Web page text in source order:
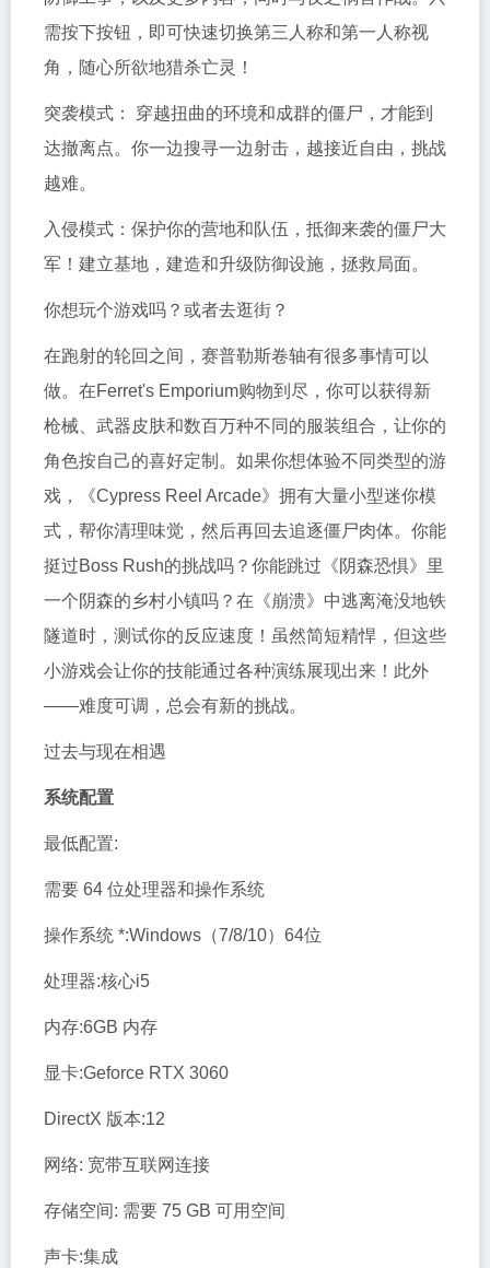
需按下按钮，即可快速切换第三人称和第一人称视
角，随心所欲地猎杀亡灵！
突袭模式： 穿越扭曲的环境和成群的僵尸，才能到
达撤离点。你一边搜寻一边射击，越接近自由，挑战
越难。
入侵模式：保护你的营地和队伍，抵御来袭的僵尸大
军！建立基地，建造和升级防御设施，拯救局面。
你想玩个游戏吗？或者去逛街？
在跑射的轮回之间，赛普勒斯卷轴有很多事情可以
做。在Ferret's Emporium购物到尽，你可以获得新
枪械、武器皮肤和数百万种不同的服装组合，让你的
角色按自己的喜好定制。如果你想体验不同类型的游
戏，《Cypress Reel Arcade》拥有大量小型迷你模
式，帮你清理味觉，然后再回去追逐僵尸肉体。你能
挺过Boss Rush的挑战吗？你能跳过《阴森恐惧》里
一个阴森的乡村小镇吗？在《崩溃》中逃离淹没地铁
隧道时，测试你的反应速度！虽然简短精悍，但这些
小游戏会让你的技能通过各种演练展现出来！此外
——难度可调，总会有新的挑战。
过去与现在相遇
系统配置
最低配置:
需要 64 位处理器和操作系统
操作系统 *:Windows（7/8/10）64位
处理器:核心i5
内存:6GB 内存
显卡:Geforce RTX 3060
DirectX 版本:12
网络: 宽带互联网连接
存储空间: 需要 75 GB 可用空间
声卡:集成